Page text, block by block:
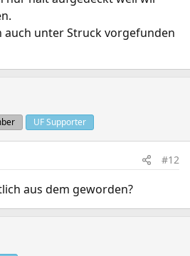
auch unter Struck vorgefunden
UF Supporter
#12
aus dem geworden?